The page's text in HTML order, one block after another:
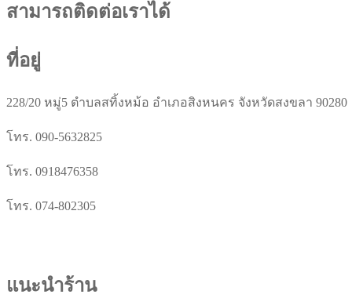
สามารถติดต่อเราได้
ที่อยู่
228/20 หมู่5 ตำบลสทิ้งหม้อ อำเภอสิงหนคร จังหวัดสงขลา 90280
โทร. 090-5632825
โทร. 0918476358
โทร. 074-802305
แนะนำร้าน